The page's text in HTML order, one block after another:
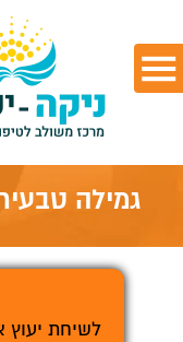
גמילה
לשיחת יעוץ